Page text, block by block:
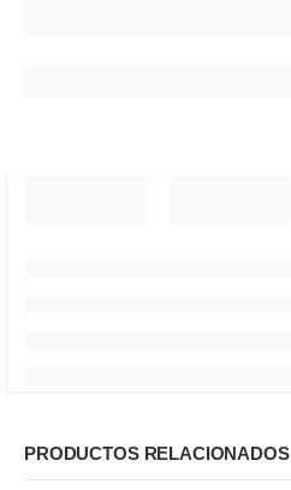
PRODUCTOS RELACIONADOS